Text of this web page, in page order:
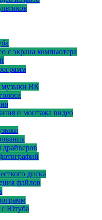
с экрана компьютера
музыки ВК
и монтажа видео
диска
файлов
с Ютуба